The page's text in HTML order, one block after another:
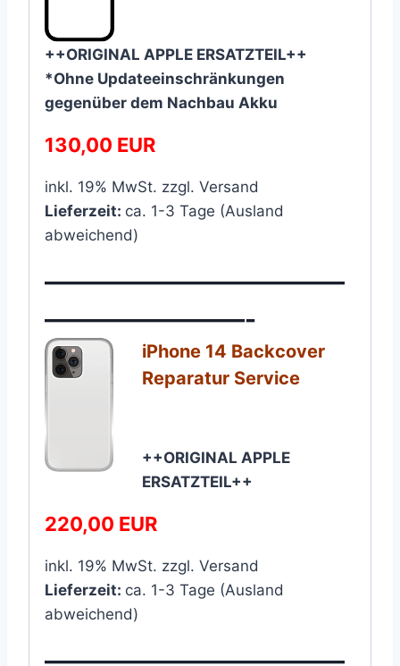
++ORIGINAL APPLE ERSATZTEIL++
*Ohne Updateeinschränkungen
gegenüber dem Nachbau Akku
130,00 EUR
inkl. 19% MwSt. zzgl. Versand
Lieferzeit: ca. 1-3 Tage (Ausland
abweichend)
————————————
————————-
iPhone 14 Backcover
Reparatur Service​
++ORIGINAL APPLE
ERSATZTEIL++
220,00 EUR
inkl. 19% MwSt. zzgl. Versand
Lieferzeit: ca. 1-3 Tage (Ausland
abweichend)